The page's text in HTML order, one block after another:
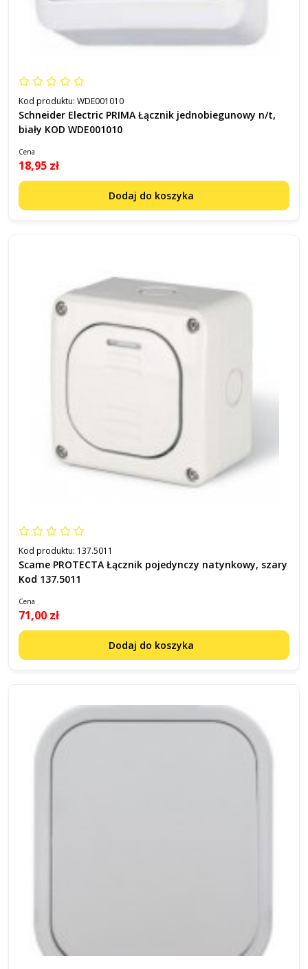
Kod produktu: WDE001010
Schneider Electric PRIMA Łącznik jednobiegunowy n/t,
biały KOD WDE001010
Cena
18,95 zł
Dodaj do koszyka
Kod produktu: 137.5011
Scame PROTECTA Łącznik pojedynczy natynkowy, szary
Kod 137.5011
Cena
71,00 zł
Dodaj do koszyka